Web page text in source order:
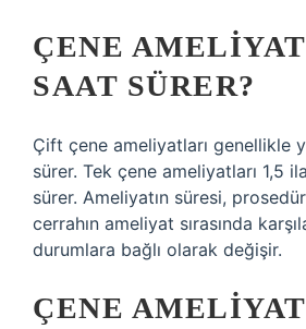
ÇENE
SAAT SÜRER?
Çift çene ameliyatları genellikle
sürer. Tek çene ameliyatları 1,5
sürer. Ameliyatın süresi,
cerrahın ameliyat sırasında
durumlara bağlı olarak değişir.
ÇENE